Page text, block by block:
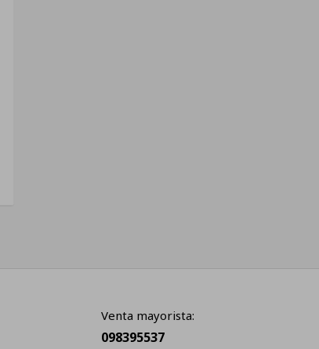
Venta mayorista:
098395537